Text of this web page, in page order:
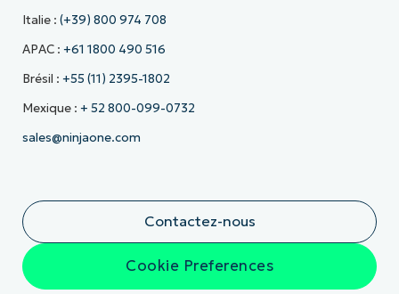
Italie : (+39) 800 974 708
APAC : +61 1800 490 516
Brésil : +55 (11) 2395-1802
Mexique : + 52 800-099-0732
sales@ninjaone.com
Contactez-nous
Cookie Preferences